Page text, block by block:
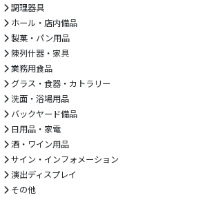
調理器具
ホール・店内備品
製菓・パン用品
陳列什器・家具
業務用食品
グラス・食器・カトラリー
洗面・浴場用品
バックヤード備品
日用品・家電
酒・ワイン用品
サイン・インフォメーション
演出ディスプレイ
その他